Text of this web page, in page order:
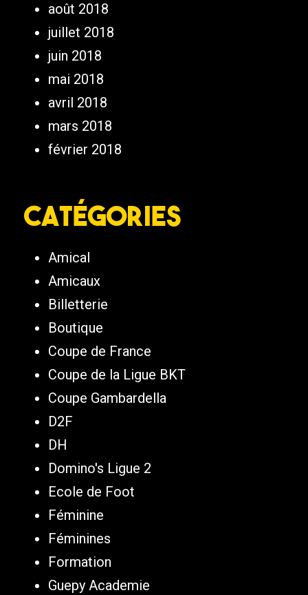
août 2018
juillet 2018
juin 2018
mai 2018
avril 2018
mars 2018
février 2018
Catégories
Amical
Amicaux
Billetterie
Boutique
Coupe de France
Coupe de la Ligue BKT
Coupe Gambardella
D2F
DH
Domino's Ligue 2
Ecole de Foot
Féminine
Féminines
Formation
Guepy Academie